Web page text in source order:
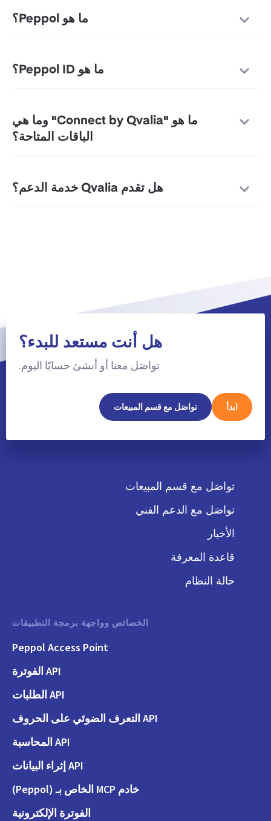
ما هو Peppol؟
ما هو Peppol ID؟
ما هو "Connect by Qvalia" وما هي
الباقات المتاحة؟
هل تقدم Qvalia خدمة الدعم؟
هل أنت مستعد للبدء؟
تواصَل معنا أو أنشئ حسابًا اليوم.
ابدأ تواصَل مع قسم المبيعات
تواصَل مع قسم المبيعات
تواصَل مع الدعم الفني
الأخبار
قاعدة المعرفة
حالة النظام
الخصائص وواجهة برمجة التطبيقات
Peppol Access Point
API الفوترة
API الطلبات
API التعرف الضوئي على الحروف
API المحاسبة
API إثراء البيانات
خادم MCP الخاص بـ (Peppol)
الفوترة الإلكترونية